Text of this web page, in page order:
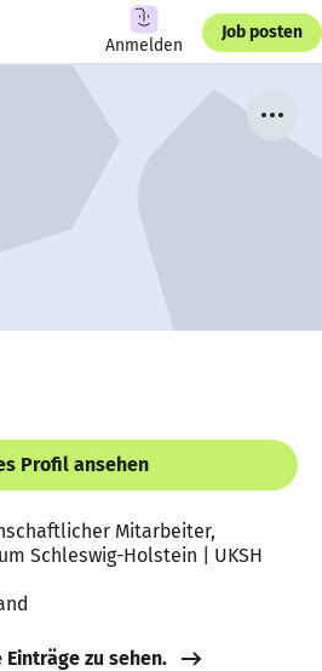
Anmelden
Job posten
Profil ansehen
Mitarbeiter,
Schleswig-Holstein | UKSH
zu sehen.